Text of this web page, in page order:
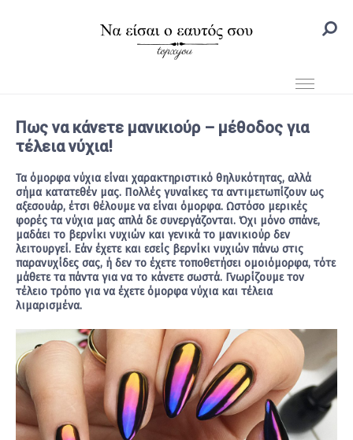
Πως να κάνετε μανικιούρ – μέθοδος για
τέλεια νύχια!
Τα όμορφα νύχια είναι χαρακτηριστικό θηλυκότητας, αλλά
σήμα κατατεθέν μας. Πολλές γυναίκες τα αντιμετωπίζουν ως
αξεσουάρ, έτσι θέλουμε να είναι όμορφα. Ωστόσο μερικές
φορές τα νύχια μας απλά δε συνεργάζονται. Όχι μόνο σπάνε,
μαδάει το βερνίκι νυχιών και γενικά το μανικιούρ δεν
λειτουργεί. Εάν έχετε και εσείς βερνίκι νυχιών πάνω στις
παρανυχίδες σας, ή δεν το έχετε τοποθετήσει ομοιόμορφα, τότε
μάθετε τα πάντα για να το κάνετε σωστά. Γνωρίζουμε τον
τέλειο τρόπο για να έχετε όμορφα νύχια και τέλεια
λιμαρισμένα.